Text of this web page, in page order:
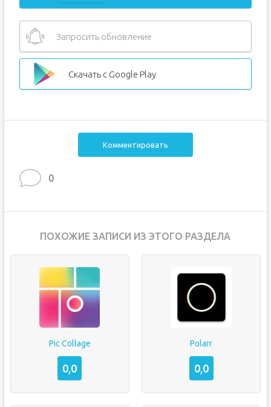
Запросить обновление
Скачать с Google Play
Комментировать
0
ПОХОЖИЕ ЗАПИСИ ИЗ ЭТОГО РАЗДЕЛА
Pic Collage
0,0
Polarr
0,0